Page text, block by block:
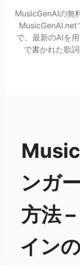
MusicGenAIの無
MusicGenAI.net
で、最新のAIを
で書かれた歌
ンガ
方法
イン